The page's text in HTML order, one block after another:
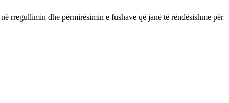
rregullimin dhe përmirësimin e fushave që janë të rëndësishme për